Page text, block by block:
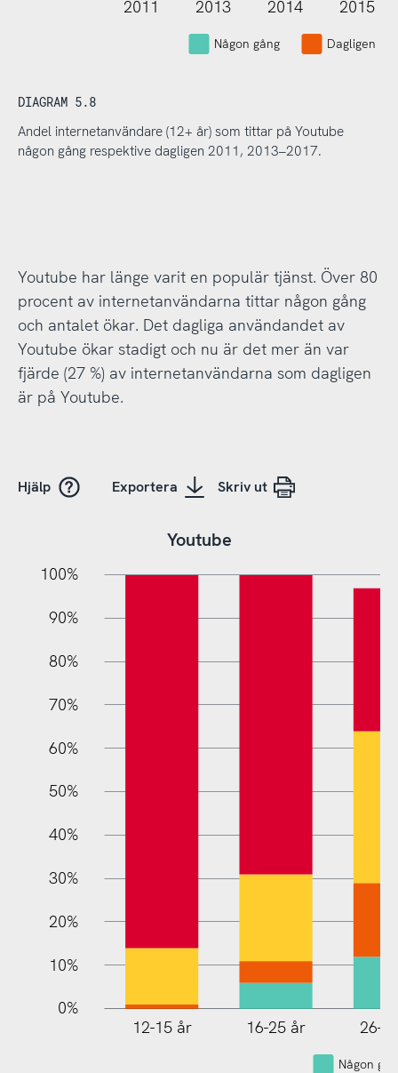
2011 2013 2014 2015
Någon gång Dagligen
DIAGRAM 5.8
Andel internetanvändare (12+ år) som tittar på Youtube
någon gång respektive dagligen 2011, 2013–2017.
Youtube har länge varit en populär tjänst. Över 80
procent av internetanvändarna tittar någon gång
och antalet ökar. Det dagliga användandet av
Youtube ökar stadigt och nu är det mer än var
fjärde (27 %) av internetanvändarna som dagligen
är på Youtube.
Hjälp Exportera Skriv ut
Youtube
10%
100%
90%
80%
70%
60%
50%
40%
30%
20%
10%
0%
12-15 år 16-25 år 26-
Någon